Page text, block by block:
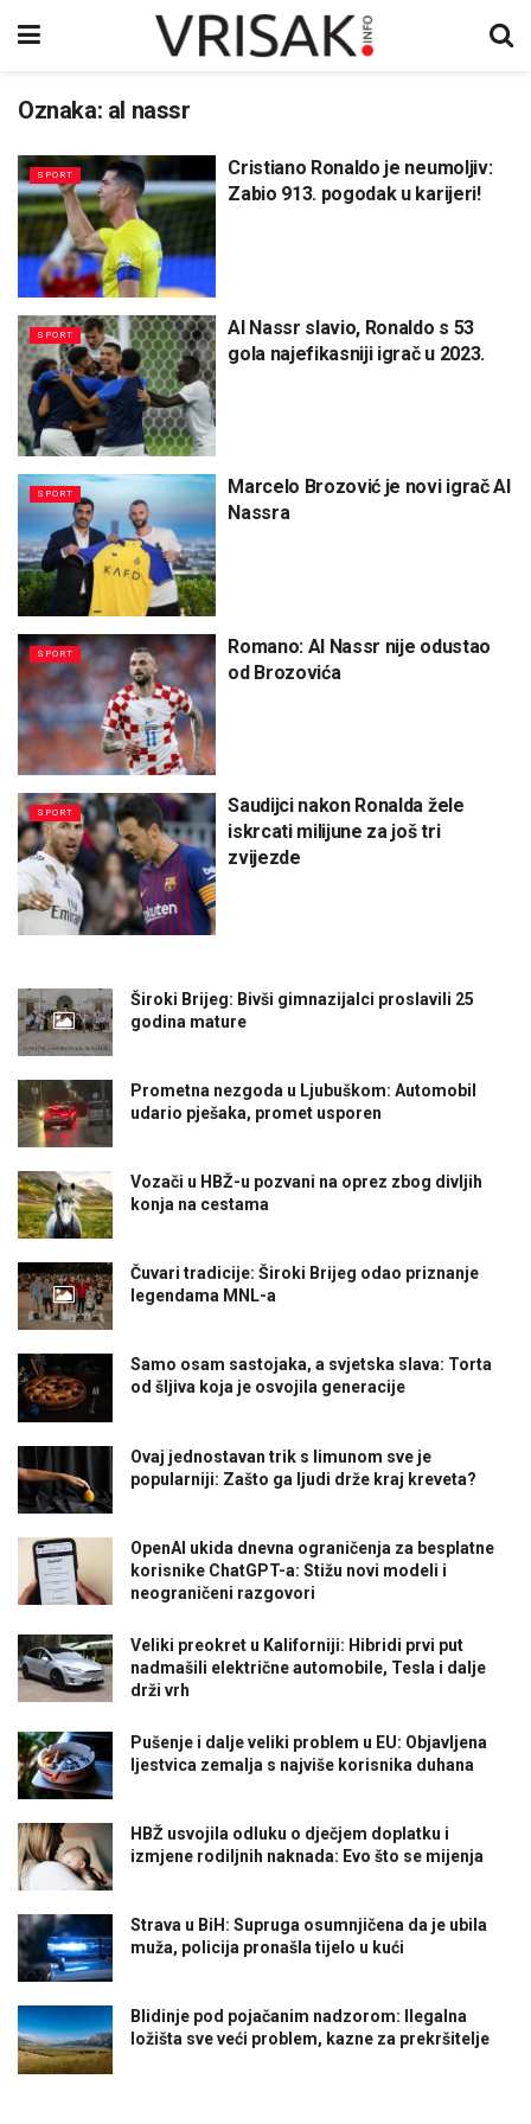
Oznaka: al nassr
SPORT
Cristiano Ronaldo je neumoljiv:
Zabio 913. pogodak u karijeri!
SPORT
Al Nassr slavio, Ronaldo s 53
gola najefikasniji igrač u 2023.
SPORT
Marcelo Brozović je novi igrač Al
Nassra
SPORT
Romano: Al Nassr nije odustao
od Brozovića
SPORT
Saudijci nakon Ronalda žele
iskrcati milijune za još tri
zvijezde
Široki Brijeg: Bivši gimnazijalci proslavili 25
godina mature
Prometna nezgoda u Ljubuškom: Automobil
udario pješaka, promet usporen
Vozači u HBŽ-u pozvani na oprez zbog divljih
konja na cestama
Čuvari tradicije: Široki Brijeg odao priznanje
legendama MNL-a
Samo osam sastojaka, a svjetska slava: Torta
od šljiva koja je osvojila generacije
Ovaj jednostavan trik s limunom sve je
popularniji: Zašto ga ljudi drže kraj kreveta?
OpenAI ukida dnevna ograničenja za besplatne
korisnike ChatGPT-a: Stižu novi modeli i
neograničeni razgovori
Veliki preokret u Kaliforniji: Hibridi prvi put
nadmašili električne automobile, Tesla i dalje
drži vrh
Pušenje i dalje veliki problem u EU: Objavljena
ljestvica zemalja s najviše korisnika duhana
HBŽ usvojila odluku o dječjem doplatku i
izmjene rodiljnih naknada: Evo što se mijenja
Strava u BiH: Supruga osumnjičena da je ubila
muža, policija pronašla tijelo u kući
Blidinje pod pojačanim nadzorom: Ilegalna
ložišta sve veći problem, kazne za prekršitelje